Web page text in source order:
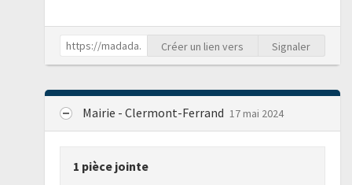
Créer un lien vers Signaler
Mairie - Clermont-Ferrand 17 mai 2024
1 pièce jointe